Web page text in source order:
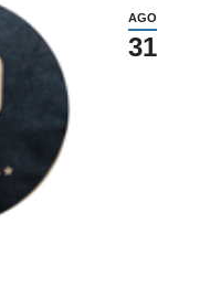
AGO
31